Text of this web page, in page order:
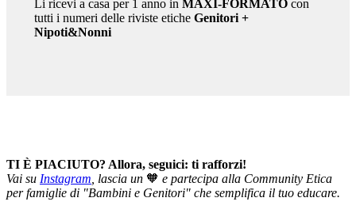
Li ricevi a casa per 1 anno in MAXI-FORMATOcon
tutti i numeri delle riviste etiche Genitori +
Nipoti&Nonni
TI È PIACIUTO? Allora, seguici: ti rafforzi!
Vai su Instagram , lascia un 🧡 e partecipa alla Community Etica
per famiglie di "Bambini e Genitori" che semplifica il tuo educare.